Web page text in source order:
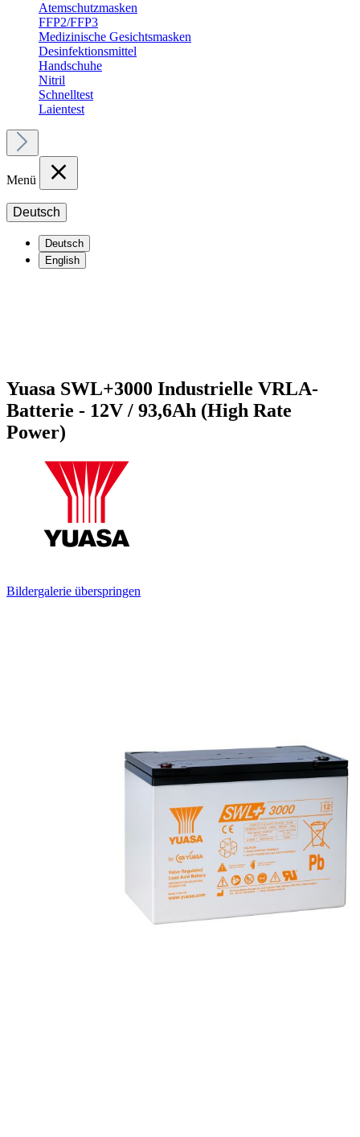
Atemschutzmasken
FFP2/FFP3
Medizinische Gesichtsmasken
Desinfektionsmittel
Handschuhe
Nitril
Schnelltest
Laientest
Menü
Deutsch
Deutsch
English
Yuasa SWL+3000 Industrielle VRLA-
Batterie - 12V / 93,6Ah (High Rate
Power)
Bildergalerie überspringen